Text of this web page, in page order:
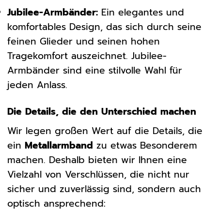
Jubilee-Armbänder: Ein elegantes und
komfortables Design, das sich durch seine
feinen Glieder und seinen hohen
Tragekomfort auszeichnet. Jubilee-
Armbänder sind eine stilvolle Wahl für
jeden Anlass.
Die Details, die den Unterschied machen
Wir legen großen Wert auf die Details, die
ein Metallarmband zu etwas Besonderem
machen. Deshalb bieten wir Ihnen eine
Vielzahl von Verschlüssen, die nicht nur
sicher und zuverlässig sind, sondern auch
optisch ansprechend: